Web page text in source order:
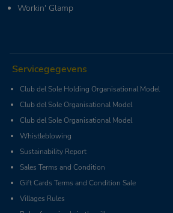
Workin' Glamp
Servicegegevens
Club del Sole Holding Organisational Model
Club del Sole Organisational Model
Club del Sole Organisational Model
Whistleblowing
Sustainability Report
Sales Terms and Condition
Gift Cards Terms and Condition Sale
Villages Rules